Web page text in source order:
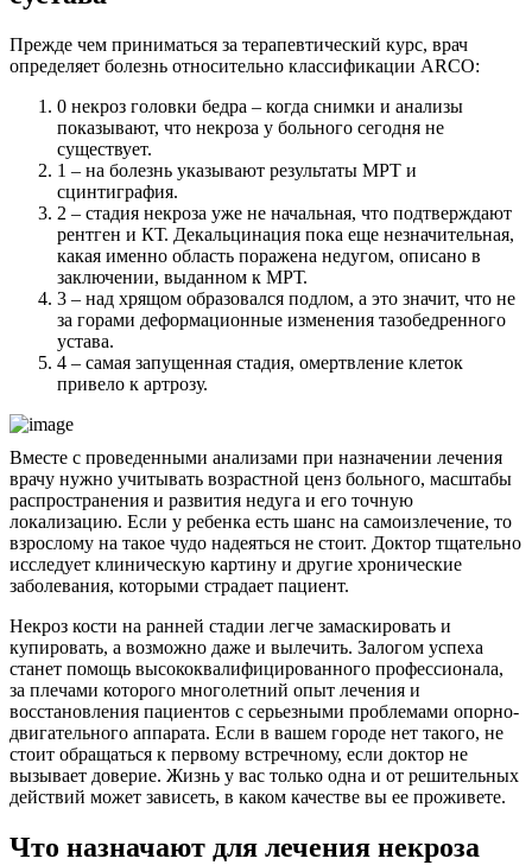
Прежде чем приниматься за терапевтический курс, врач
определяет болезнь относительно классификации ARCO:
0 некроз головки бедра – когда снимки и анализы
показывают, что некроза у больного сегодня не
существует.
1 – на болезнь указывают результаты МРТ и
сцинтиграфия.
2 – стадия некроза уже не начальная, что подтверждают
рентген и КТ. Декальцинация пока еще незначительная,
какая именно область поражена недугом, описано в
заключении, выданном к МРТ.
3 – над хрящом образовался подлом, а это значит, что не
за горами деформационные изменения тазобедренного
устава.
4 – самая запущенная стадия, омертвление клеток
привело к артрозу.
Вместе с проведенными анализами при назначении лечения
врачу нужно учитывать возрастной ценз больного, масштабы
распространения и развития недуга и его точную
локализацию. Если у ребенка есть шанс на самоизлечение, то
взрослому на такое чудо надеяться не стоит. Доктор тщательно
исследует клиническую картину и другие хронические
заболевания, которыми страдает пациент.
Некроз кости на ранней стадии легче замаскировать и
купировать, а возможно даже и вылечить. Залогом успеха
станет помощь высококвалифицированного профессионала,
за плечами которого многолетний опыт лечения и
восстановления пациентов с серьезными проблемами опорно-
двигательного аппарата. Если в вашем городе нет такого, не
стоит обращаться к первому встречному, если доктор не
вызывает доверие. Жизнь у вас только одна и от решительных
действий может зависеть, в каком качестве вы ее проживете.
Что назначают для лечения некроза